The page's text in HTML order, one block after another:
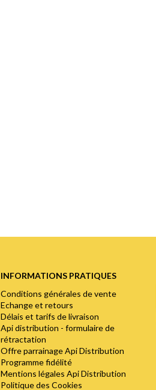
INFORMATIONS PRATIQUES
Conditions générales de vente
Echange et retours
Délais et tarifs de livraison
Api distribution - formulaire de
rétractation
Offre parrainage Api Distribution
Programme fidélité
Mentions légales Api Distribution
Politique des Cookies